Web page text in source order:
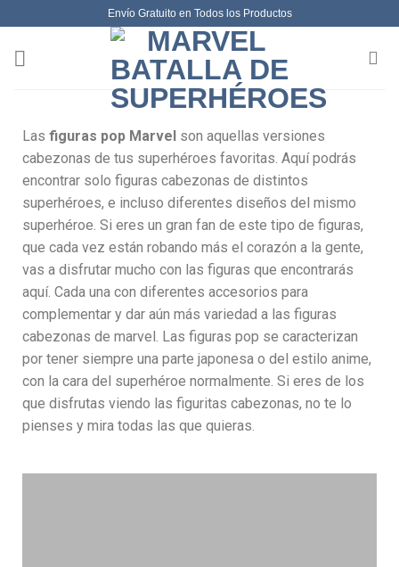
Envío Gratuito en Todos los Productos
Las figuras pop Marvel son aquellas versiones
cabezonas de tus superhéroes favoritas. Aquí podrás
encontrar solo figuras cabezonas de distintos
superhéroes, e incluso diferentes diseños del mismo
superhéroe. Si eres un gran fan de este tipo de figuras,
que cada vez están robando más el corazón a la gente,
vas a disfrutar mucho con las figuras que encontrarás
aquí. Cada una con diferentes accesorios para
complementar y dar aún más variedad a las figuras
cabezonas de marvel. Las figuras pop se caracterizan
por tener siempre una parte japonesa o del estilo anime,
con la cara del superhéroe normalmente. Si eres de los
que disfrutas viendo las figuritas cabezonas, no te lo
pienses y mira todas las que quieras.